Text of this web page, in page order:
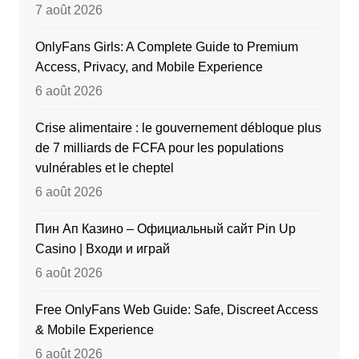
7 août 2026
OnlyFans Girls: A Complete Guide to Premium
Access, Privacy, and Mobile Experience
6 août 2026
Crise alimentaire : le gouvernement débloque plus
de 7 milliards de FCFA pour les populations
vulnérables et le cheptel
6 août 2026
Пин Ап Казино – Официальный сайт Pin Up
Casino | Входи и играй
6 août 2026
Free OnlyFans Web Guide: Safe, Discreet Access
& Mobile Experience
6 août 2026